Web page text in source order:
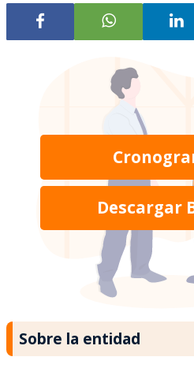
Descargar
Sobre la entidad